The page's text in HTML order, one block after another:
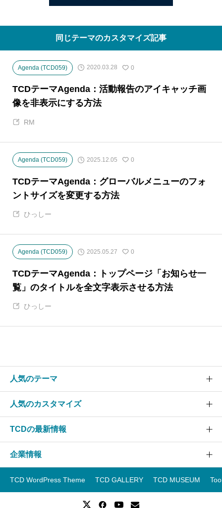
同じテーマのカスタマイズ記事
Agenda (TCD059) 2020.03.28 0
TCDテーマAgenda：活動報告のアイキャッチ画
像を非表示にする方法
RM
Agenda (TCD059) 2025.12.05 0
TCDテーマAgenda：グローバルメニューのフォ
ントサイズを変更する方法
ひっしー
Agenda (TCD059) 2025.05.27 0
TCDテーマAgenda：トップページ「お知らせ一
覧」のタイトルを全文字表示させる方法
ひっしー
人気のテーマ
SOLARIS
NANO
人気のカスタマイズ
グローバルメニュー
フッター
TCDの最新情報
TCDニュース
企業情報
運営会社
TCD WordPress Theme TCD GALLERY TCD MUSEUM